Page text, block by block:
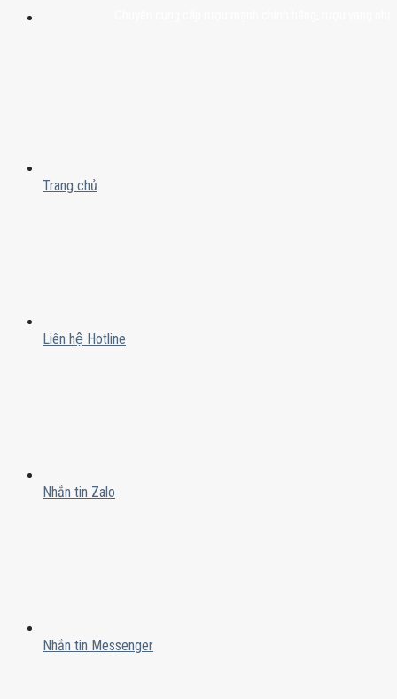
Trang chủ
Liên hệ Hotline
Nhắn tin Zalo
Nhắn tin Messenger